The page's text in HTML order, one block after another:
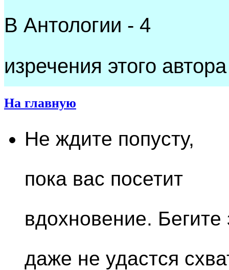
В Антологии - 4
изречения этого автора
На главную
Не ждите попусту,
пока вас посетит
вдохновение.
даже не удастся